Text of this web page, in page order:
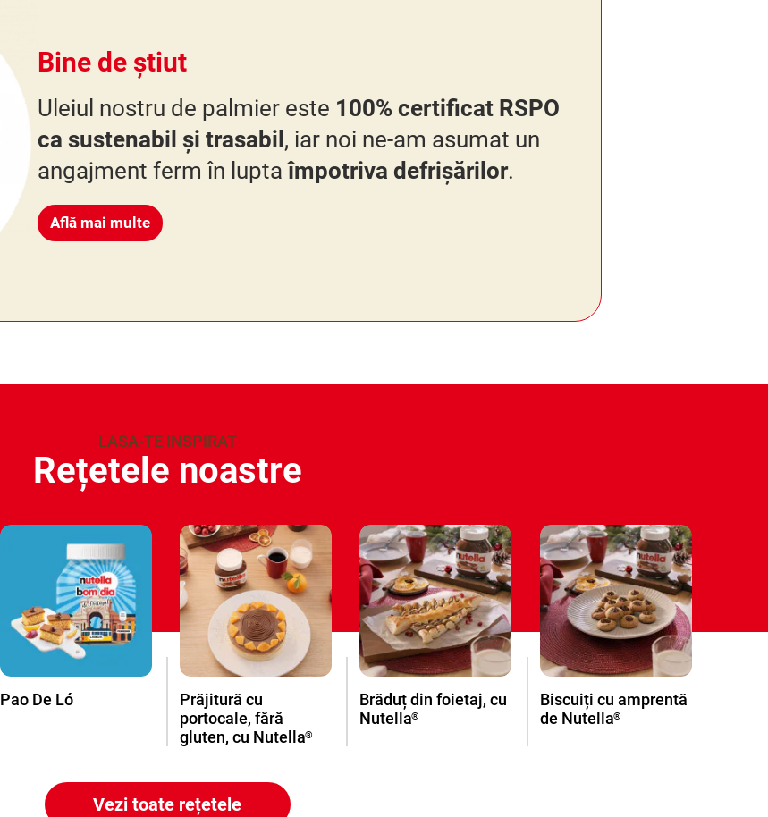
Bine de știut
Uleiul nostru de palmier este 100% certificat RSPO
ca sustenabil și trasabil , iar noi ne-am asumat un
angajment ferm în luptaîmpotriva defrișărilor.
Află mai multe
LASĂ-TE INSPIRAT
Rețetele noastre
Pao De Ló
Prăjitură cu
portocale, fără
gluten, cu Nutella®
Brăduț din foietaj, cu
Nutella®
Biscuiți cu amprentă
de Nutella®
Vezi toate rețetele